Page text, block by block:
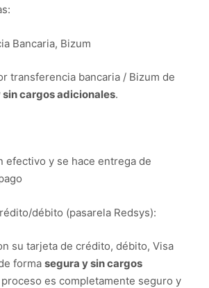
Bancaria, Bizum
transferencia bancaria / Bizum de
sin cargos adicionales.
efectivo y se hace entrega de
débito (pasarela Redsys):
su tarjeta de crédito, débito, Visa
forma segura y sin cargos
proceso es completamente seguro y